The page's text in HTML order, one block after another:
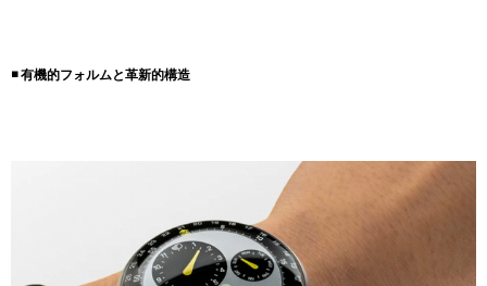
◾️ 有機的フォルムと革新的構造